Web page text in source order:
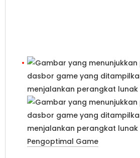
Pengoptimal Game